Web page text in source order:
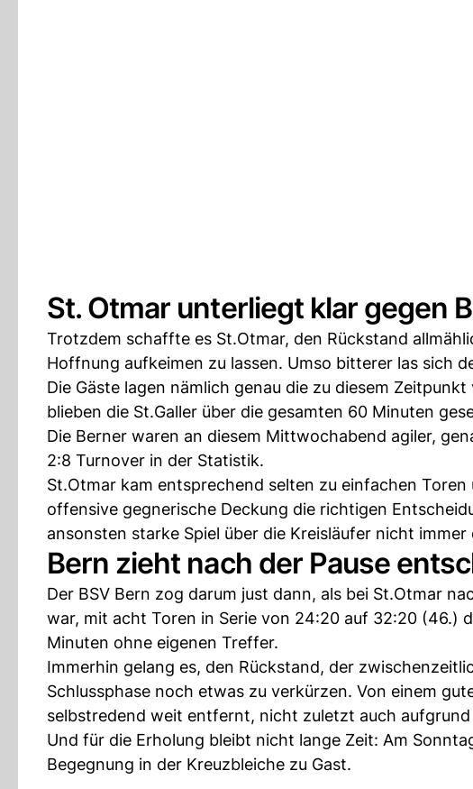
St. Otmar unterliegt klar gegen
Trotzdem schaffte es St.Otmar, den Rückstand
Hoffnung aufkeimen zu lassen. Umso bitterer las sich
Die Gäste lagen nämlich genau die zu diesem
blieben die St.Galler über die gesamten 60 Minuten
Die Berner waren an diesem Mittwochabend agiler,
2:8 Turnover in der Statistik.
St.Otmar kam entsprechend selten zu einfachen
offensive gegnerische Deckung die richtigen
ansonsten starke Spiel über die Kreisläufer nicht
Bern zieht nach der Pause
Der BSV Bern zog darum just dann, als bei St.Otmar
war, mit acht Toren in Serie von 24:20 auf 32:20 (46.)
Minuten ohne eigenen Treffer.
Immerhin gelang es, den Rückstand, der
Schlussphase noch etwas zu verkürzen. Von einem
selbstredend weit entfernt, nicht zuletzt auch aufgrund
Und für die Erholung bleibt nicht lange Zeit: Am
Begegnung in der Kreuzbleiche zu Gast.